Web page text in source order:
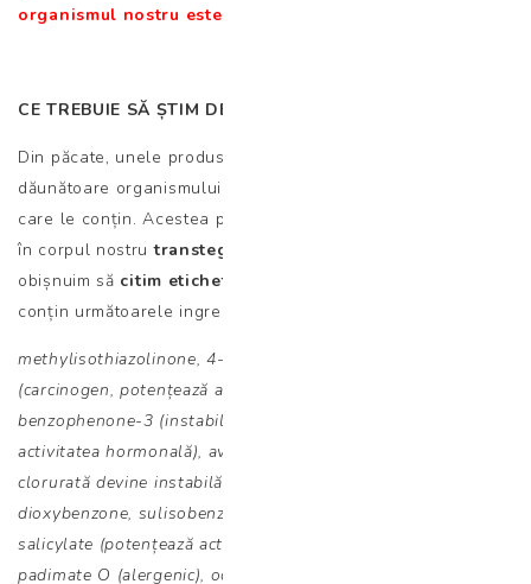
organismul nostru este mai scăzut!
CE TREBUIE SĂ ȘTIM DESPRE CREMELE CU SPF?
Din păcate, unele produse cu SPF pot fi exterem de
dăunătoare organismului nostru datorită ingredientelor pe
care le conțin. Acestea pot pătrunde și se pot bioacumula
în corpul nostrutranstegumentar
obișnuim să citim etichetele
conțin următoarele ingrediente:
methylisothiazolinone, 4-methylbenzylidencampher
(carcinogen, potențează activitatea hormonală), oxybenzone
benzophenone-3 (instabil, iritant tegumentar, potențează
activitatea hormonală), avobenzone (în contact cu apa
clorurată devine instabilă și poate induce diferite afecțiuni),
dioxybenzone, sulisobenzone, homosalate și homomethyl
salicylate (potențează activitatea hormonală), ensulizole,
padimate O (alergenic), octocrylene (potențează activitatea